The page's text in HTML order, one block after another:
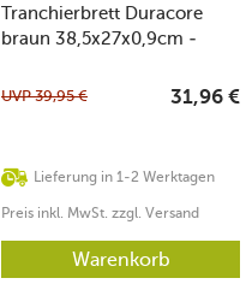
Tranchierbrett Duracore
braun 38,5x27x0,9cm -
Lieferung in 1-2 Werktagen
UVP39,95 € 31,96 €
Preis inkl. MwSt. zzgl. Versand
Warenkorb